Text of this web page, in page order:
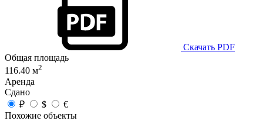
Скачать PDF
Общая площадь
116.40 м2
Аренда
Сдано
₽
$
€
Похожие объекты